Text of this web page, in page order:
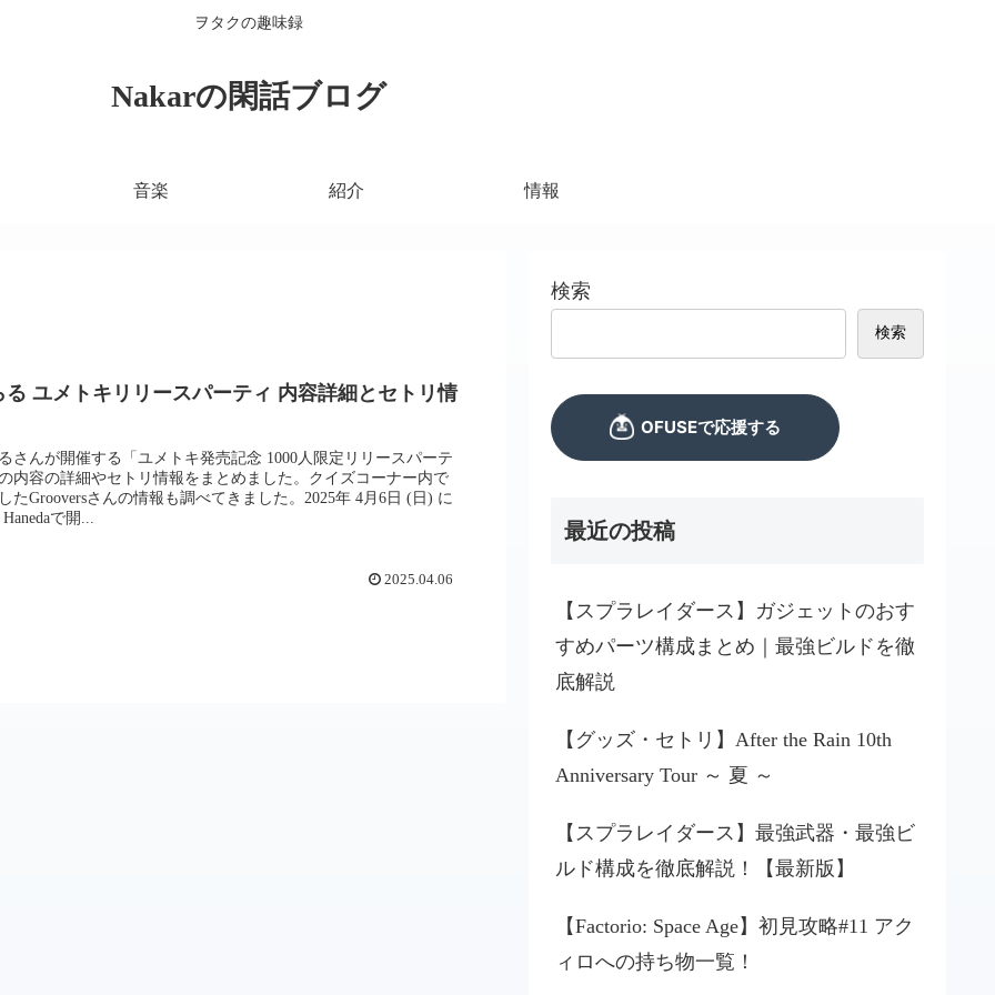
ヲタクの趣味録
Nakarの閑話ブログ
音楽 紹介 情報
る ユメトキリリースパーティ 内容詳細とセトリ情
さんが開催する「ユメトキ発売記念 1000人限定リリースパーテ
内容の詳細やセトリ情報をまとめました。クイズコーナー内で
たGrooversさんの情報も調べてきました。2025年 4月6日 (日) に
で開...
2025.04.06
検索
検索
最近の投稿
【スプラレイダース】ガジェットのおす
すめパーツ構成まとめ｜最強ビルドを徹
底解説
【グッズ・セトリ】After the Rain 10th
Anniversary Tour ～ 夏 ～
【スプラレイダース】最強武器・最強ビ
ルド構成を徹底解説！【最新版】
【Factorio: Space Age】初見攻略#11 アク
ィロへの持ち物一覧！